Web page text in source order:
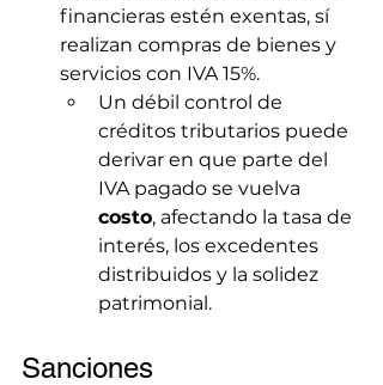
financieras estén exentas, sí
realizan compras de bienes y
servicios con IVA 15%.
Un débil control de
créditos tributarios puede
derivar en que parte del
IVA pagado se vuelva
costo, afectando la tasa de
interés, los excedentes
distribuidos y la solidez
patrimonial.
Sanciones